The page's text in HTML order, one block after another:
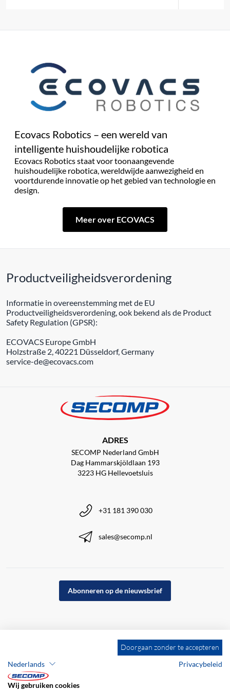
Ecovacs Robotics – een wereld van
intelligente huishoudelijke robotica
Ecovacs Robotics staat voor toonaangevende
huishoudelijke robotica, wereldwijde aanwezigheid en
voortdurende innovatie op het gebied van technologie en
design.
Meer over ECOVACS
Productveiligheidsverordening
Informatie in overeenstemming met de EU
Productveiligheidsverordening, ook bekend als de Product
Safety Regulation (GPSR):
ECOVACS Europe GmbH
Holzstraße 2, 40221 Düsseldorf, Germany
service-de@ecovacs.com
ADRES
SECOMP Nederland GmbH
Dag Hammarskjöldlaan 193
3223 HG Hellevoetsluis
+31 181 390 030
sales@secomp.nl
Abonneren op de nieuwsbrief
Doorgaan zonder te accepteren
Nederlands
Privacybeleid
Wij gebruiken cookies